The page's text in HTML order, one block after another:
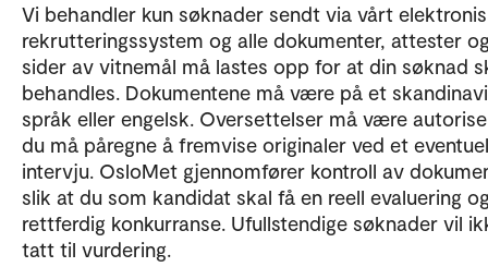
Vi behandler kun søknader sendt via vårt
rekrutteringssystem og alle dokumenter, attester
sider av vitnemål må lastes opp for at din søknad
behandles. Dokumentene må være på et
språk eller engelsk. Oversettelser må være
du må påregne å fremvise originaler ved et
intervju. OsloMet gjennomfører kontroll av
slik at du som kandidat skal få en reell evaluering
rettferdig konkurranse. Ufullstendige søknader vil
tatt til vurdering.